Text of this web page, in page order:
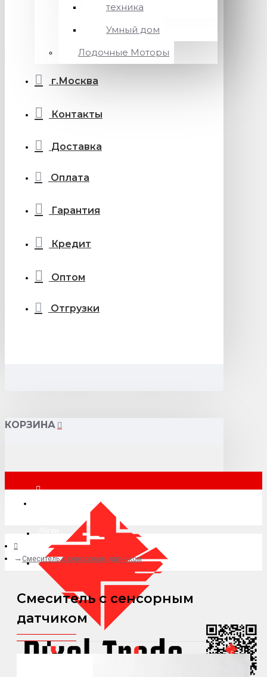
техника
Умный дом
Лодочные Моторы
г.Москва
Контакты
Доставка
Оплата
Гарантия
Кредит
Оптом
Отгрузки
КОРЗИНА
+7 (495) 015-41-41
Смеситель с сенсорным датчиком
Смеситель с сенсорным
датчиком